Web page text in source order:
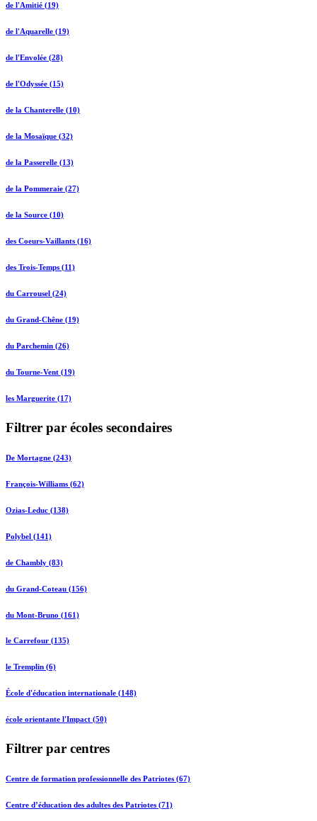
de l'Amitié (19)
de l'Aquarelle (19)
de l'Envolée (28)
de l'Odyssée (15)
de la Chanterelle (10)
de la Mosaïque (32)
de la Passerelle (13)
de la Pommeraie (27)
de la Source (10)
des Coeurs-Vaillants (16)
des Trois-Temps (11)
du Carrousel (24)
du Grand-Chêne (19)
du Parchemin (26)
du Tourne-Vent (19)
les Marguerite (17)
Filtrer par écoles secondaires
De Mortagne (243)
François-Williams (62)
Ozias-Leduc (138)
Polybel (141)
de Chambly (83)
du Grand-Coteau (156)
du Mont-Bruno (161)
le Carrefour (135)
le Tremplin (6)
École d'éducation internationale (148)
école orientante l'Impact (50)
Filtrer par centres
Centre de formation professionnelle des Patriotes (67)
Centre d’éducation des adultes des Patriotes (71)